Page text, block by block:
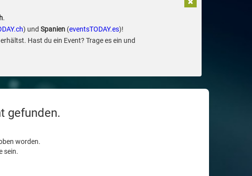
.
) und Spanien(eventsTODAY.es)!
Hast du ein Event? Trage es ein und
gefunden.
worden.
sein.